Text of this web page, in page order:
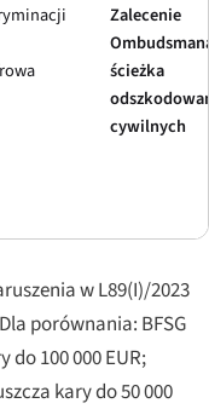
Zalecenie
ścieżka
cywilnych
w L89(I)/2023
porównania: BFSG
100 000 EUR;
kary do 50 000